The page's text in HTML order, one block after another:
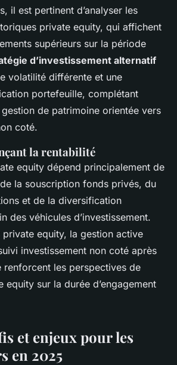
il est pertinent d’analyser les
private equity, qui affichent
supérieurs sur la période
d’investissement alternatif
volatilité différente et une
portefeuille, complétant
de patrimoine orientée vers
coté.
la rentabilité
equity dépend principalement de
la souscription fonds privés, du
et de la diversification
des véhicules d’investissement.
private equity, la gestion active
investissement non coté après
renforcent les perspectives de
equity sur la durée d’engagement
et enjeux pour les
en 2025